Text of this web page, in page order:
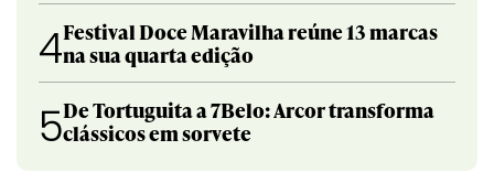
4Festival Doce Maravilha reúne 13 marcas
na sua quarta edição
5De Tortuguita a 7Belo: Arcor transforma
clássicos em sorvete